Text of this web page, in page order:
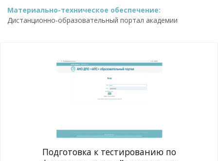
Материально-техническое обеспечение:
Дистанционно-образовательный портал академии
Подготовка к тестированию по